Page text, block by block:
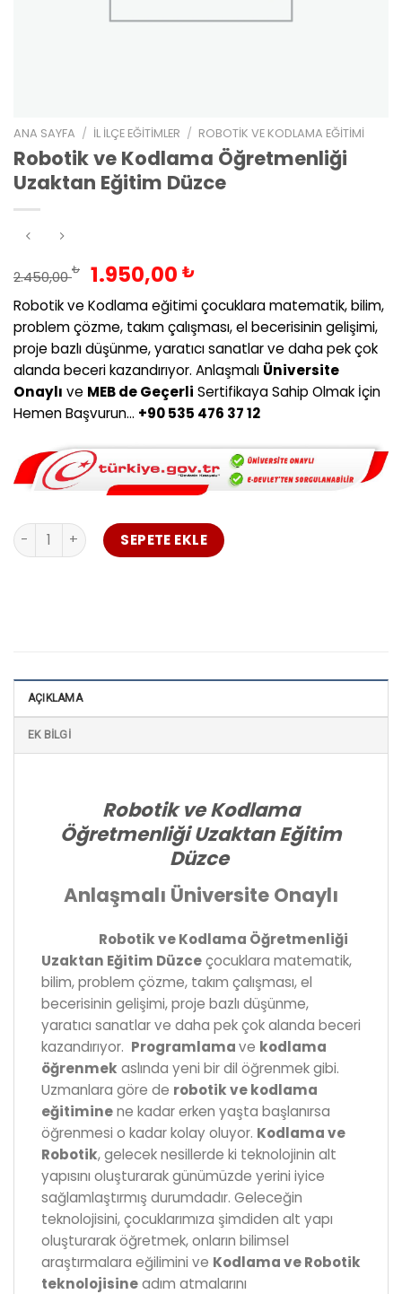
ANA SAYFA / İL İLÇE EĞITIMLER / ROBOTIK VE KODLAMA EĞITIMI
Robotik ve Kodlama Öğretmenliği
Uzaktan Eğitim Düzce
2.450,00₺ Orijinal
fiyat:
2.450,00 ₺.
1.950,00 ₺Şu
andaki
fiyat:
1.950,00 ₺.
Robotik ve Kodlama eğitimi çocuklara matematik, bilim,
problem çözme, takım çalışması, el becerisinin gelişimi,
proje bazlı düşünme, yaratıcı sanatlar ve daha pek çok
alanda beceri kazandırıyor. Anlaşmalı Üniversite
Onaylı ve MEB de Geçerli Sertifikaya Sahip Olmak İçin
Hemen Başvurun… +90 535 476 37 12
Robotik ve Kodlama Öğretmenliği Uzaktan Eğitim Düzce
SEPETE EKLE
AÇIKLAMA
EK BILGI
Robotik ve Kodlama
Öğretmenliği Uzaktan Eğitim
Düzce
Anlaşmalı Üniversite Onaylı
Robotik ve Kodlama Öğretmenliği
Uzaktan Eğitim Düzceçocuklara matematik,
bilim, problem çözme, takım çalışması, el
becerisinin gelişimi, proje bazlı düşünme,
yaratıcı sanatlar ve daha pek çok alanda beceri
kazandırıyor. Programlamave kodlama
öğrenmek aslında yeni bir dil öğrenmek gibi.
Uzmanlara göre de robotik ve kodlama
eğitiminene kadar erken yaşta başlanırsa
öğrenmesi o kadar kolay oluyor. Kodlama ve
Robotik, gelecek nesillerde ki teknolojinin alt
yapısını oluşturarak günümüzde yerini iyice
sağlamlaştırmış durumdadır. Geleceğin
teknolojisini, çocuklarımıza şimdiden alt yapı
oluşturarak öğretmek, onların bilimsel
araştırmalara eğilimini ve Kodlama ve Robotik
teknolojisineadım atmalarını